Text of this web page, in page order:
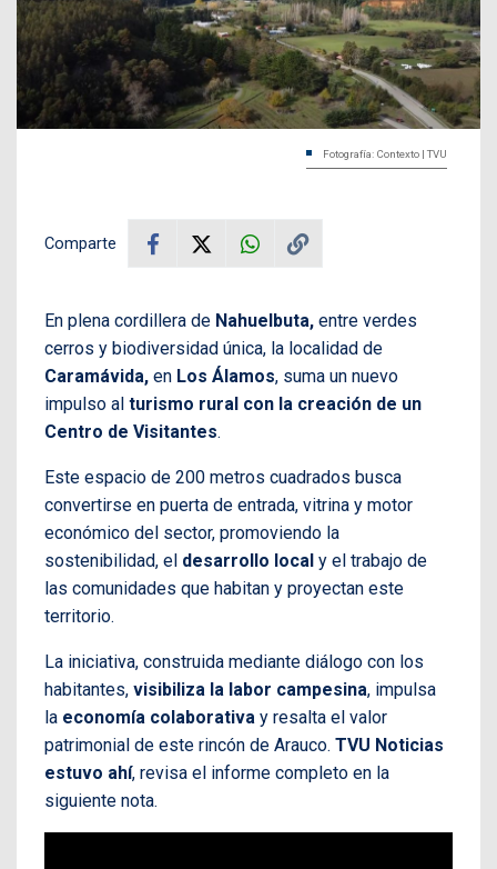
Fotografía: Contexto | TVU
Comparte
En plena cordillera de Nahuelbuta, entre verdes
cerros y biodiversidad única, la localidad de
Caramávida, en Los Álamos, suma un nuevo
impulso al turismo rural con la creación de un
Centro de Visitantes.
Este espacio de 200 metros cuadrados busca
convertirse en puerta de entrada, vitrina y motor
económico del sector, promoviendo la
sostenibilidad, el desarrollo local y el trabajo de
las comunidades que habitan y proyectan este
territorio.
La iniciativa, construida mediante diálogo con los
habitantes, visibiliza la labor campesina, impulsa
la economía colaborativa y resalta el valor
patrimonial de este rincón de Arauco. TVU Noticias
estuvo ahí, revisa el informe completo en la
siguiente nota.